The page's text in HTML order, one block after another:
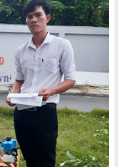
người dùng
bạc